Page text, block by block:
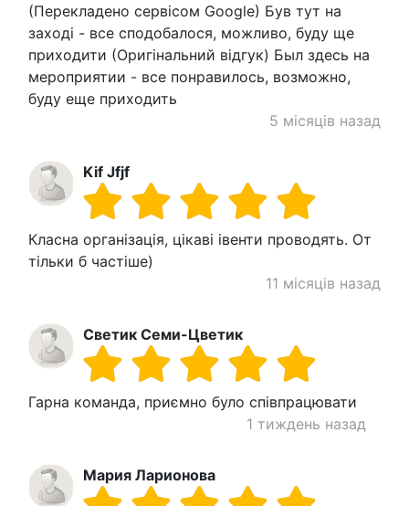
(Перекладено сервісом Google) Був тут на
заході - все сподобалося, можливо, буду ще
приходити (Оригінальний відгук) Был здесь на
мероприятии - все понравилось, возможно,
буду еще приходить
5 місяців назад
Kif Jfjf
Класна організація, цікаві івенти проводять. От
тільки б частіше)
11 місяців назад
Светик Семи-Цветик
Гарна команда, приємно було співпрацювати
1 тиждень назад
Мария Ларионова